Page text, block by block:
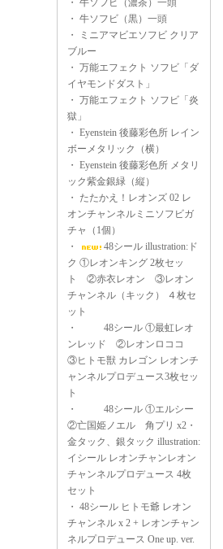
・ 牛ソフビ（濃茶）一頭
・ 牛ソフビ（黒）一頭
・
ミニアマビエソフビ クリア
ブルー
・ 万能エフェクト ソフビ「ダ
イヤモンドダスト」
・ 万能エフェクト ソフビ「炎
獄」
・ Eyenstein 後藤彩色所 レイン
ボーメタリック（横）
・ Eyenstein 後藤彩色所 メタリ
ック紫金銀緑（縦）
・ たたかえ！レオンズ 02 レ
オンチャンネルミニソフビガ
チャ（1個）
・
48シール illustration:ド
ク ①レオンキング 2枚セッ
ト ②赤衣レオン ③レオン
チャンネル（キック） ４枚セ
ット
・
48シール ①最虹レオ
ンレッド ②レオンロココ
③ヒトモ獣 カレゴン レオンチ
ャンネルプロデュース3枚セッ
ト
・
48シール ①エルシー
②亡国姫ノエル 角プリ x2・
金タック、銀タック illustration:
イシール レオンチャンレオン
チャンネルプロデュース 4枚
セット
・ 48シール ヒトモ爺 レオン
チャンネル x 2 + レオンチャン
ネルプロデュース One up. ver.